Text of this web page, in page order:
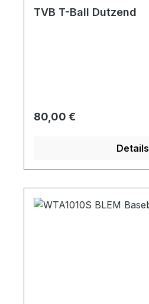
TVB T-Ball Dutzend
Regulärer Preis:
80,00 €
Details